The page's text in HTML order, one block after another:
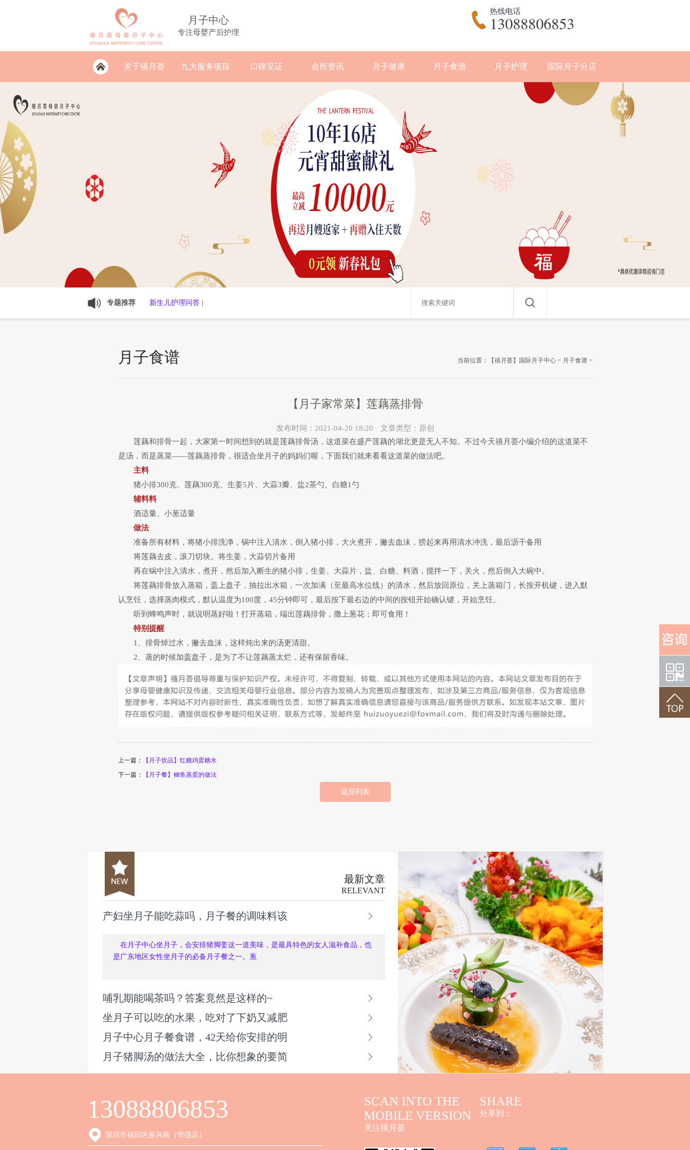
月子中心
专注母婴产后护理
热线电话
13088806853
关于禧月荟 九大服务项目 口碑见证 会所资讯 月子健康 月子食谱 月子护理 国际月子分店
专题推荐 新生儿护理问答
月子食谱 当前位置： 【禧月荟】国际月子中心 > 月子食谱 >
【月子家常菜】莲藕蒸排骨
发布时间：2021-04-20 18:20
文章类型：原创
莲藕和排骨一起，大家第一时间想到的就是莲藕排骨汤，这道菜在盛产莲藕的湖北更是无人不知。不过今天禧月荟小编介绍的这道菜不
是汤，而是蒸菜——莲藕蒸排骨，很适合坐月子的妈妈们喔，下面我们就来看看这道菜的做法吧。
主料
猪小排300克、莲藕300克、生姜5片、大蒜3瓣、盐2茶勺、白糖1勺
辅料料
酒适量、小葱适量
做法
准备所有材料，将猪小排洗净，锅中注入清水，倒入猪小排，大火煮开，撇去血沫，捞起来再用清水冲洗，最后沥干备用
将莲藕去皮，滚刀切块。将生姜，大蒜切片备用
再在锅中注入清水，煮开，然后加入断生的猪小排，生姜、大蒜片，盐、白糖、料酒，搅拌一下，关火，然后倒入大碗中。
将莲藕排骨放入蒸箱，盖上盘子，抽拉出水箱，一次加满（至最高水位线）的清水，然后放回原位，关上蒸箱门，长按开机键，进入默
认烹饪，选择蒸肉模式，默认温度为100度，45分钟即可，最后按下最右边的中间的按钮开始确认键，开始烹饪。
听到蜂鸣声时，就说明蒸好啦！打开蒸箱，端出莲藕排骨，撒上葱花；即可食用！
特别提醒
1、排骨焯过水，撇去血沫，这样炖出来的汤更清甜。
2、蒸的时候加盖盘子，是为了不让莲藕蒸太烂，还有保留香味。
上一篇：
【月子饮品】红糖鸡蛋糖水
下一篇：
【月子餐】鲫鱼蒸蛋的做法
返回列表
最新文章
RELEVANT
产妇坐月子能吃蒜吗，月子餐的调味料该
在月子中心坐月子，会安排猪脚姜这一道美味，是最具特色的女人滋补食品，也
是广东地区女性坐月子的必备月子餐之一。葱
哺乳期能喝茶吗？答案竟然是这样的~
坐月子可以吃的水果，吃对了下奶又减肥
月子中心月子餐食谱，42天给你安排的明
月子猪脚汤的做法大全，比你想象的要简
13088806853
深圳市福田区振兴路（华强店）
SCAN INTO THE
MOBILE VERSION
关注禧月荟
SHARE
分享到：